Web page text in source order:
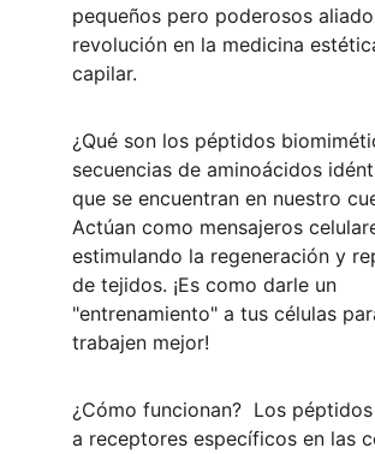
pequeños pero poderosos
revolución en la medicina
capilar.
¿Qué son los péptidos
secuencias de aminoácidos
que se encuentran en nuestro
Actúan como mensajeros
estimulando la regeneración y
de tejidos. ¡Es como darle un
"entrenamiento" a tus células
trabajen mejor!
¿Cómo funcionan?  Los
a receptores específicos en las